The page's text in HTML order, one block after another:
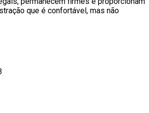
que é confortável, mas não